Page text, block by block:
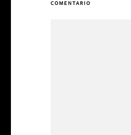
COMENTARIO